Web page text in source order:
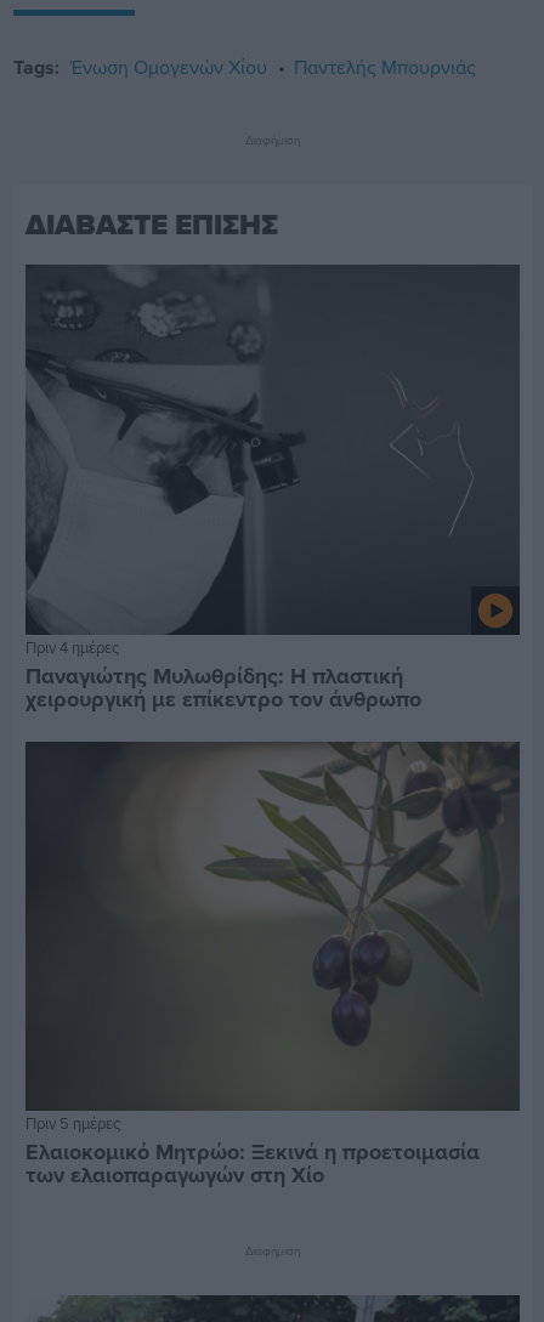
Tags: Ένωση Ομογενών Χίου Παντελής Μπουρνιάς
Διαφήμιση
ΔΙΑΒΑΣΤΕ ΕΠΙΣΗΣ
Πριν 4 ημέρες
Παναγιώτης Μυλωθρίδης: Η πλαστική
χειρουργική με επίκεντρο τον άνθρωπο
Πριν 5 ημέρες
Ελαιοκομικό Μητρώο: Ξεκινά η προετοιμασία
των ελαιοπαραγωγών στη Χίο
Διαφήμιση